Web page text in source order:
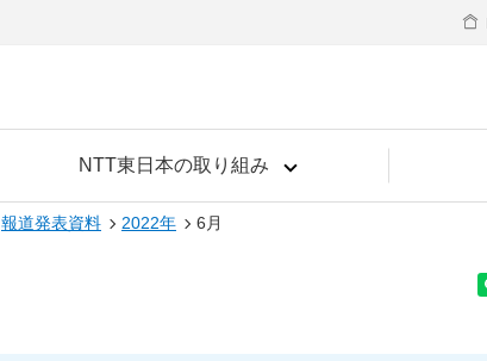
NTT東日本の取り組み
報道発表資料 2022年 6月